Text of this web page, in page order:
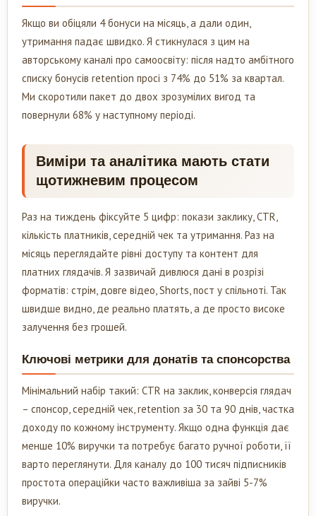
Якщо ви обіцяли 4 бонуси на місяць, а дали один,
утримання падає швидко. Я стикнулася з цим на
авторському каналі про самоосвіту: після надто амбітного
списку бонусів retention просі з 74% до 51% за квартал.
Ми скоротили пакет до двох зрозумілих вигод та
повернули 68% у наступному періоді.
Виміри та аналітика мають стати
щотижневим процесом
Раз на тиждень фіксуйте 5 цифр: покази заклику, CTR,
кількість платників, середній чек та утримання. Раз на
місяць переглядайте рівні доступу та контент для
платних глядачів. Я зазвичай дивлюся дані в розрізі
форматів: стрім, довге відео, Shorts, пост у спільноті. Так
швидше видно, де реально платять, а де просто високе
залучення без грошей.
Ключові метрики для донатів та спонсорства
Мінімальний набір такий: CTR на заклик, конверсія глядач
– спонсор, середній чек, retention за 30 та 90 днів, частка
доходу по кожному інструменту. Якщо одна функція дає
менше 10% виручки та потребує багато ручної роботи, її
варто переглянути. Для каналу до 100 тисяч підписників
простота операційки часто важливіша за зайві 5-7%
виручки.